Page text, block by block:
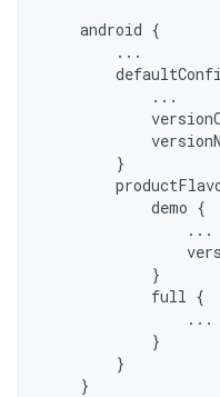
android {
...
...
}
demo {
...
}
full {
...
}
}
}